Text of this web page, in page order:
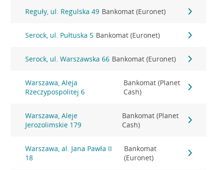
Reguły, ul. Regulska 49 Bankomat (Euronet)
Serock, ul. Pułtuska 5 Bankomat (Euronet)
Serock, ul. Warszawska 66 Bankomat (Euronet)
Warszawa, Aleja
Rzeczypospolitej 6
Bankomat (Planet
Cash)
Warszawa, Aleje
Jerozolimskie 179
Bankomat (Planet
Cash)
Warszawa, al. Jana Pawła II
18
Bankomat
(Euronet)